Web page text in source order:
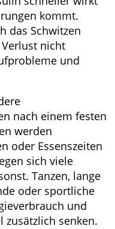
kommt.
das Schwitzen
nicht
und
nach einem festen
werden
oder Essenszeiten
sich viele
Tanzen, lange
oder sportliche
und
zusätzlich senken.